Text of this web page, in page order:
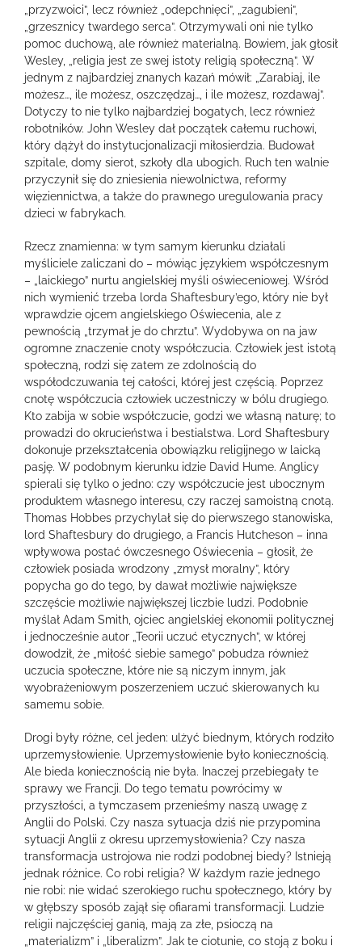
„przyzwoici”, lecz również „odepchnięci”, „zagubieni”,
„grzesznicy twardego serca”. Otrzymywali oni nie tylko
pomoc duchową, ale również materialną. Bowiem, jak głosił
Wesley, „religia jest ze swej istoty religią społeczną”. W
jednym z najbardziej znanych kazań mówił: „Zarabiaj, ile
możesz…, ile możesz, oszczędzaj…, i ile możesz, rozdawaj”.
Dotyczy to nie tylko najbardziej bogatych, lecz również
robotników. John Wesley dał początek całemu ruchowi,
który dążył do instytucjonalizacji miłosierdzia. Budował
szpitale, domy sierot, szkoły dla ubogich. Ruch ten walnie
przyczynił się do zniesienia niewolnictwa, reformy
więziennictwa, a także do prawnego uregulowania pracy
dzieci w fabrykach.
Rzecz znamienna: w tym samym kierunku działali
myśliciele zaliczani do – mówiąc językiem współczesnym
– „laickiego” nurtu angielskiej myśli oświeceniowej. Wśród
nich wymienić trzeba lorda Shaftesbury’ego, który nie był
wprawdzie ojcem angielskiego Oświecenia, ale z
pewnością „trzymał je do chrztu”. Wydobywa on na jaw
ogromne znaczenie cnoty współczucia. Człowiek jest istotą
społeczną, rodzi się zatem ze zdolnością do
współodczuwania tej całości, której jest częścią. Poprzez
cnotę współczucia człowiek uczestniczy w bólu drugiego.
Kto zabija w sobie współczucie, godzi we własną naturę; to
prowadzi do okrucieństwa i bestialstwa. Lord Shaftesbury
dokonuje przekształcenia obowiązku religijnego w laicką
pasję. W podobnym kierunku idzie David Hume. Anglicy
spierali się tylko o jedno: czy współczucie jest ubocznym
produktem własnego interesu, czy raczej samoistną cnotą.
Thomas Hobbes przychylał się do pierwszego stanowiska,
lord Shaftesbury do drugiego, a Francis Hutcheson – inna
wpływowa postać ówczesnego Oświecenia – głosił, że
człowiek posiada wrodzony „zmysł moralny”, który
popycha go do tego, by dawał możliwie największe
szczęście możliwie największej liczbie ludzi. Podobnie
myślał Adam Smith, ojciec angielskiej ekonomii politycznej
i jednocześnie autor „Teorii uczuć etycznych”, w której
dowodził, że „miłość siebie samego” pobudza również
uczucia społeczne, które nie są niczym innym, jak
wyobrażeniowym poszerzeniem uczuć skierowanych ku
samemu sobie.
Drogi były różne, cel jeden: ulżyć biednym, których rodziło
uprzemysłowienie. Uprzemysłowienie było koniecznością.
Ale bieda koniecznością nie była. Inaczej przebiegały te
sprawy we Francji. Do tego tematu powrócimy w
przyszłości, a tymczasem przenieśmy naszą uwagę z
Anglii do Polski. Czy nasza sytuacja dziś nie przypomina
sytuacji Anglii z okresu uprzemysłowienia? Czy nasza
transformacja ustrojowa nie rodzi podobnej biedy? Istnieją
jednak różnice. Co robi religia? W każdym razie jednego
nie robi: nie widać szerokiego ruchu społecznego, który by
w głębszy sposób zajął się ofiarami transformacji. Ludzie
religii najczęściej ganią, mają za złe, psioczą na
„materializm” i „liberalizm”. Jak te ciotunie, co stoją z boku i